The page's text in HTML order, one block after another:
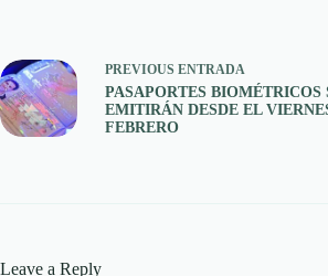
PREVIOUS ENTRADA
PASAPORTES BIOMÉTRICOS
EMITIRÁN DESDE EL
FEBRERO
Leave a Reply